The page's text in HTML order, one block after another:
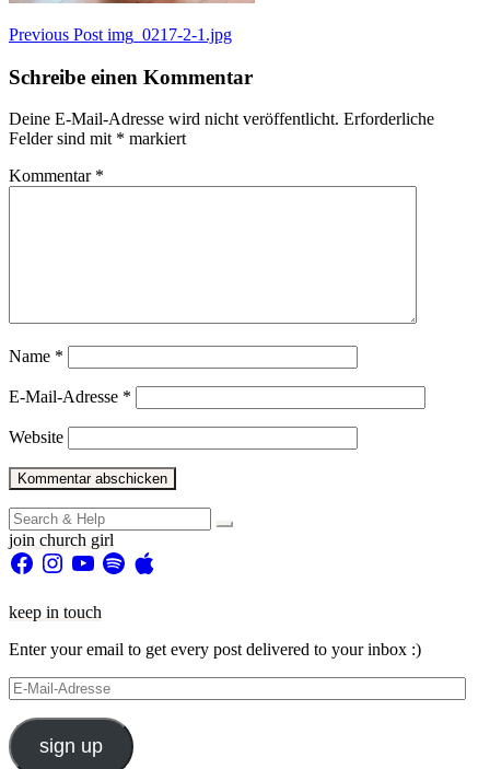
Beitragsnavigation
Previous Post img_0217-2-1.jpg
Schreibe einen Kommentar
Deine E-Mail-Adresse wird nicht veröffentlicht. Erforderliche
Felder sind mit * markiert
Kommentar *
Name *
E-Mail-Adresse *
Website
Search
for:
join church girl
FacebookInstagram
YouTubeSpotifyApple
keep in touch
Enter your email to get every post delivered to your inbox :)
E-
Mail-
Adresse
sign up